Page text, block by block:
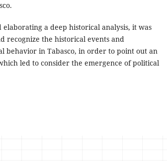
a deep historical analysis, it was
recognize the historical events and
behavior in Tabasco, in order to point out an
led to consider the emergence of political